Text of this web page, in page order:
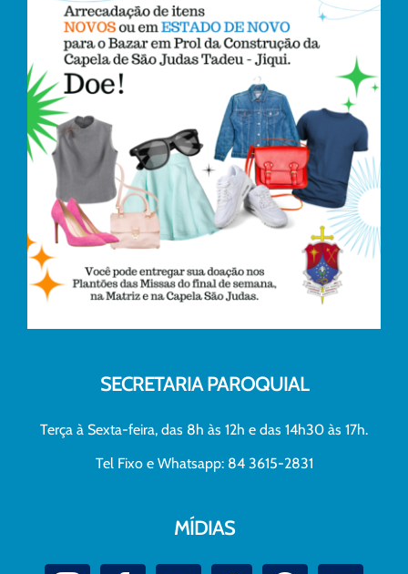
SECRETARIA PAROQUIAL
Terça à Sexta-feira, das 8h às 12h e das 14h30 às 17h.
Tel Fixo e Whatsapp: 84 3615-2831
MÍDIAS